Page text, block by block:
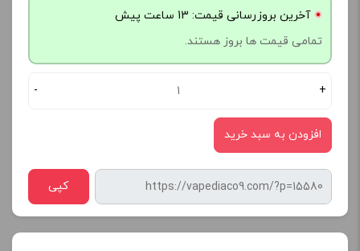
آخرین بروزرسانی قیمت: 13 ساعت پیش
تمامی قیمت ها بروز هستند.
- +
افزودن به سبد خرید
کپی